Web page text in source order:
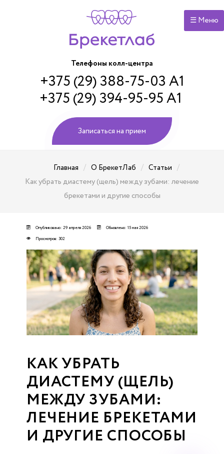
☰ Меню
Телефоны колл-центра
+375 (29) 388-75-03 А1
+375 (29) 394-95-95 А1
Записаться на прием
Главная / О БрекетЛаб / Статьи /
Как убрать диастему (щель) между зубами: лечение
брекетами и другие способы
Опубликовано: 29 апреля 2026
Обновлено: 15 мая 2026
Просмотров: 302
КАК УБРАТЬ
ДИАСТЕМУ (ЩЕЛЬ)
МЕЖДУ ЗУБАМИ:
ЛЕЧЕНИЕ БРЕКЕТАМИ
И ДРУГИЕ СПОСОБЫ